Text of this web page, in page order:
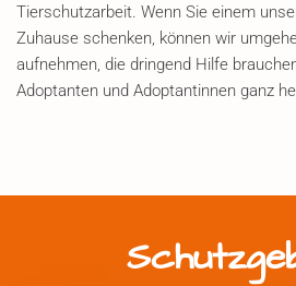
Tierschutzarbeit. Wenn Sie einem
Zuhause schenken, können wir
aufnehmen, die dringend Hilfe
Adoptanten und Adoptantinnen ganz